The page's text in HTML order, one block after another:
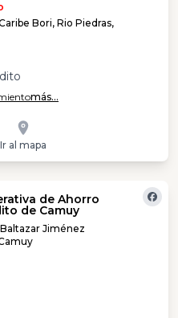
Bori, Rio Piedras,
más...
Ir al mapa
de Ahorro
de Camuy
Jiménez